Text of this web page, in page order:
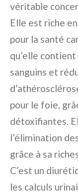
véritable
Elle est riche
pour la santé
qu’elle
sanguins et
pour le foie,
détoxifiantes.
l’élimination
grâce à sa
C’est un
les calculs